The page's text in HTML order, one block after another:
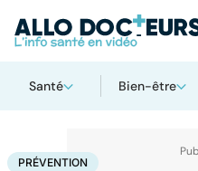
Santé Bien-être
AccueilSantéMaladies Prévention
PRÉVENTION